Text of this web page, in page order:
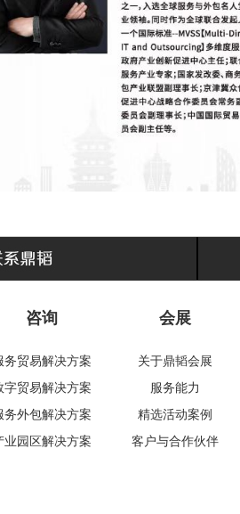
咨询
务贸易解决方案
字贸易解决方案
务外包解决方案
业园区解决方案
会展
关于鼎韬会展
服务能力
精选活动案例
客户与合作伙伴